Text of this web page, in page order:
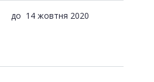
до 14 жовтня 2020